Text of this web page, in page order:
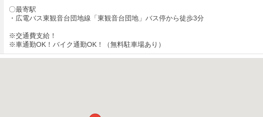
〇最寄駅
・広電バス東観音台団地線「東観音台団地」バス停から徒歩3分
※交通費支給！
※車通勤OK！バイク通勤OK！（無料駐車場あり）